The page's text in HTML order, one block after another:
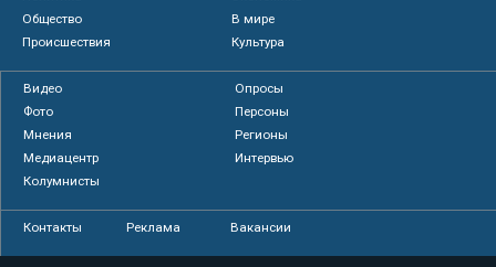
Общество
В мире
Происшествия
Культура
Видео
Опросы
Фото
Персоны
Мнения
Регионы
Медиацентр
Интервью
Колумнисты
Контакты Реклама Вакансии